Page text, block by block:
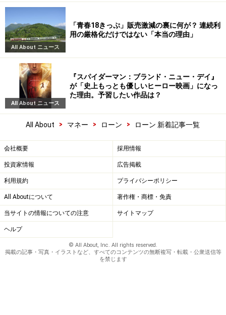
All About ニュース
「青春18きっぷ」販売激減の裏に何が？ 連続利
用の厳格化だけではない「本当の理由」
All About ニュース
『スパイダーマン：ブランド・ニュー・デイ』
が「史上もっとも優しいヒーロー映画」になっ
た理由。予習したい作品は？
All About > マネー > ローン > ローン 新着記事一覧
会社概要 採用情報
投資家情報 広告掲載
利用規約 プライバシーポリシー
All Aboutについて 著作権・商標・免責
当サイトの情報についての注意 サイトマップ
ヘルプ
© All About, Inc. All rights reserved.
掲載の記事・写真・イラストなど、すべてのコンテンツの無断複写・転載・公衆送信等
を禁じます